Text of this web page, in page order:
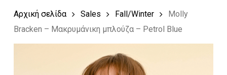
Αρχική σελίδα Sales Fall/Winter
Molly
Bracken – Μακρυμάνικη μπλούζα – Petrol Blue